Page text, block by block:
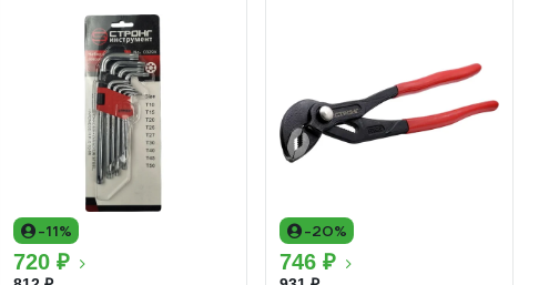
-11%
720 ₽
-20%
746 ₽